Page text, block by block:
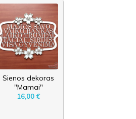
Sienos dekoras
"Mamai"
16,00 €